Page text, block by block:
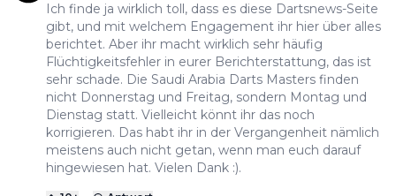
Ich finde ja wirklich toll, dass es diese Dartsnews-Seite
gibt, und mit welchem Engagement ihr hier über alles
berichtet. Aber ihr macht wirklich sehr häufig
Flüchtigkeitsfehler in eurer Berichterstattung, das ist
sehr schade. Die Saudi Arabia Darts Masters finden
nicht Donnerstag und Freitag, sondern Montag und
Dienstag statt. Vielleicht könnt ihr das noch
korrigieren. Das habt ihr in der Vergangenheit nämlich
meistens auch nicht getan, wenn man euch darauf
hingewiesen hat. Vielen Dank :).